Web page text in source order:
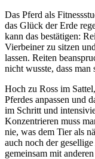
Das Pferd als
das Glück der Erde
kann das bestätigen:
Vierbeiner zu sitzen
lassen. Reiten
nicht wusste, dass man
Hoch zu Ross im
Pferdes anpassen und
im Schritt und
Konzentrieren muss
nie, was dem Tier als
auch noch der
gemeinsam mit